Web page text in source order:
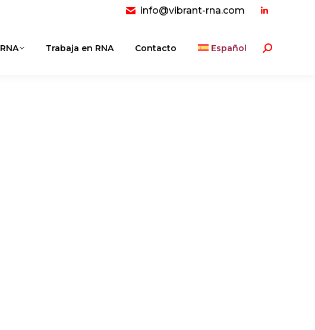
info@vibrant-rna.com
Linkedin
opens
RNA Trabaja en RNA Contacto Español Buscar: